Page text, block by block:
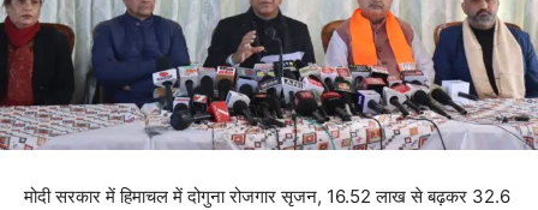
मोदी सरकार में हिमाचल में दोगुना रोजगार सृजन, 16.52 लाख से बढ़कर 32.6